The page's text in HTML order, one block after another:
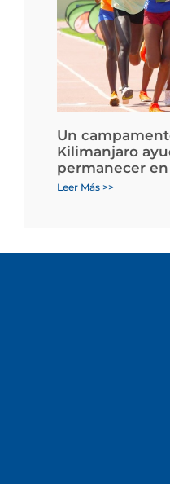
Un
Kilimanjaro
permanecer
Leer Más >>